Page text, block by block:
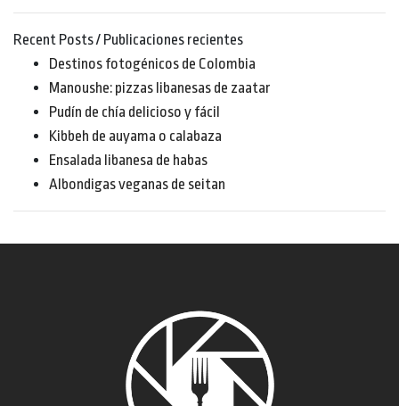
Recent Posts / Publicaciones recientes
Destinos fotogénicos de Colombia
Manoushe: pizzas libanesas de zaatar
Pudín de chía delicioso y fácil
Kibbeh de auyama o calabaza
Ensalada libanesa de habas
Albondigas veganas de seitan